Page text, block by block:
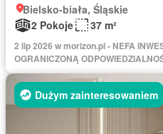
Bielsko-biała, Śląskie
2 Pokoje
37 m²
2 lip 2026 w morizon.pl - NEFA
OGRANICZONĄ
Dużym zainteresowaniem